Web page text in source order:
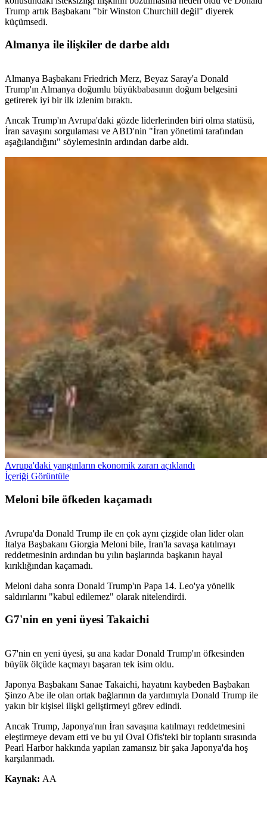
Trump artık Başbakanı "bir Winston Churchill değil" diyerek
küçümsedi.
Almanya ile ilişkiler de darbe aldı
Almanya Başbakanı Friedrich Merz, Beyaz Saray'a Donald
Trump'ın Almanya doğumlu büyükbabasının doğum belgesini
getirerek iyi bir ilk izlenim bıraktı.
Ancak Trump'ın Avrupa'daki gözde liderlerinden biri olma statüsü,
İran savaşını sorgulaması ve ABD'nin "İran yönetimi tarafından
aşağılandığını" söylemesinin ardından darbe aldı.
Avrupa'daki yangınların ekonomik zararı açıklandı
İçeriği Görüntüle
Meloni bile öfkeden kaçamadı
Avrupa'da Donald Trump ile en çok aynı çizgide olan lider olan
İtalya Başbakanı Giorgia Meloni bile, İran'la savaşa katılmayı
reddetmesinin ardından bu yılın başlarında başkanın hayal
kırıklığından kaçamadı.
Meloni daha sonra Donald Trump'ın Papa 14. Leo'ya yönelik
saldırılarını "kabul edilemez" olarak nitelendirdi.
G7'nin en yeni üyesi Takaichi
G7'nin en yeni üyesi, şu ana kadar Donald Trump'ın öfkesinden
büyük ölçüde kaçmayı başaran tek isim oldu.
Japonya Başbakanı Sanae Takaichi, hayatını kaybeden Başbakan
Şinzo Abe ile olan ortak bağlarının da yardımıyla Donald Trump ile
yakın bir kişisel ilişki geliştirmeyi görev edindi.
Ancak Trump, Japonya'nın İran savaşına katılmayı reddetmesini
eleştirmeye devam etti ve bu yıl Oval Ofis'teki bir toplantı sırasında
Pearl Harbor hakkında yapılan zamansız bir şaka Japonya'da hoş
karşılanmadı.
Kaynak: AA